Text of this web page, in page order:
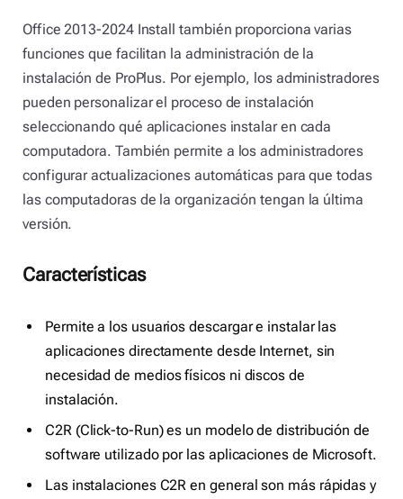
Office 2013-2024 Install también proporciona varias
funciones que facilitan la administración de la
instalación de ProPlus. Por ejemplo, los administradores
pueden personalizar el proceso de instalación
seleccionando qué aplicaciones instalar en cada
computadora. También permite a los administradores
configurar actualizaciones automáticas para que todas
las computadoras de la organización tengan la última
versión.
Características
Permite a los usuarios descargar e instalar las
aplicaciones directamente desde Internet, sin
necesidad de medios físicos ni discos de
instalación.
C2R (Click-to-Run) es un modelo de distribución de
software utilizado por las aplicaciones de Microsoft.
Las instalaciones C2R en general son más rápidas y